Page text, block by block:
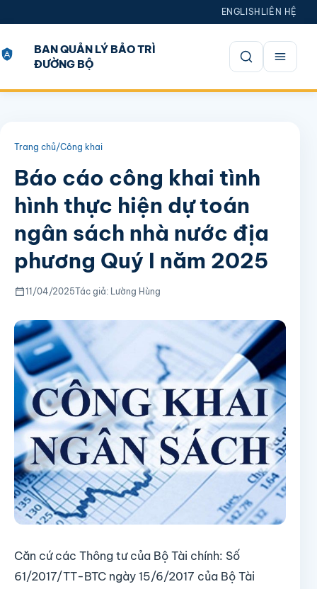
ENGLISH LIÊN HỆ
BAN QUẢN LÝ BẢO TRÌ
ĐƯỜNG BỘ
Mở tìm kiếm
Trang chủ/Công khai
Báo cáo công khai tình
hình thực hiện dự toán
ngân sách nhà nước địa
phương Quý I năm 2025
11/04/2025Tác giả: Lường Hùng
Căn cứ các Thông tư của Bộ Tài chính: Số
61/2017/TT-BTC ngày 15/6/2017 của Bộ Tài